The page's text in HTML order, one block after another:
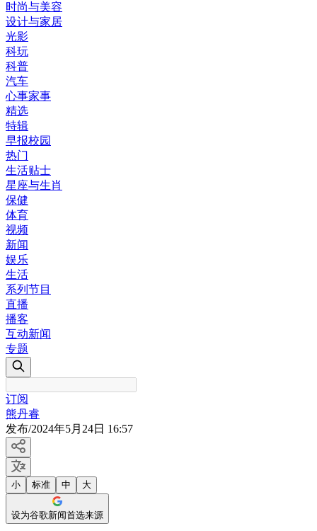
时尚与美容
设计与家居
光影
科玩
科普
汽车
心事家事
精选
特辑
早报校园
热门
生活贴士
星座与生肖
保健
体育
视频
新闻
娱乐
生活
系列节目
直播
播客
互动新闻
专题
订阅
熊丹睿
发布/2024年5月24日 16:57
小 标准 中 大
设为谷歌新闻首选来源